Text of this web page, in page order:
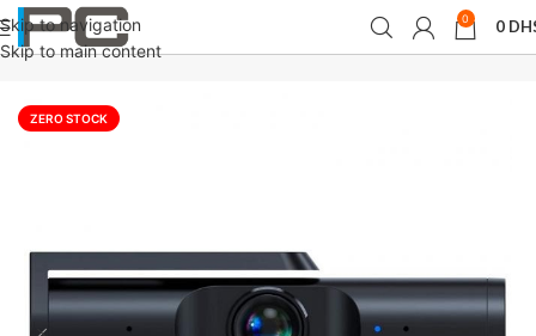
Skip to navigation
Skip to main content
0 0
Accueil périphériques
ZERO STOCK